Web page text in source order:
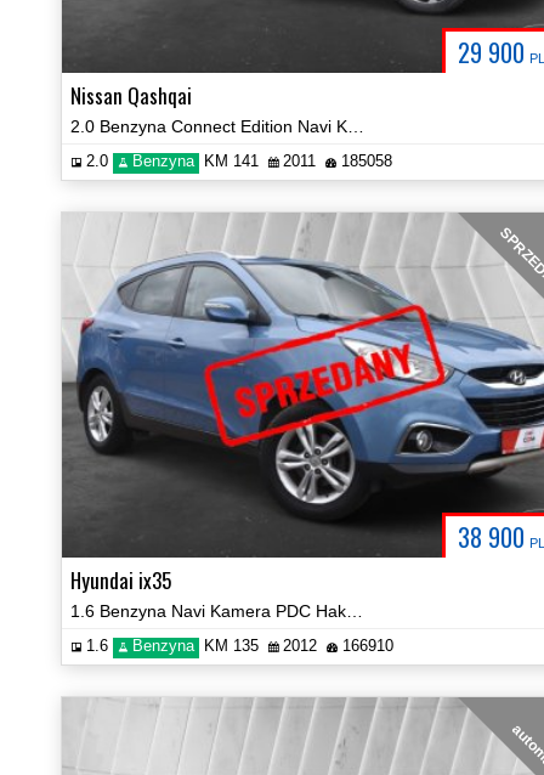
29 900
Nissan Qashqai
2.0 Benzyna KM 141 2011 185058
38 900
Hyundai ix35
1.6 Benzyna KM 135 2012 166910